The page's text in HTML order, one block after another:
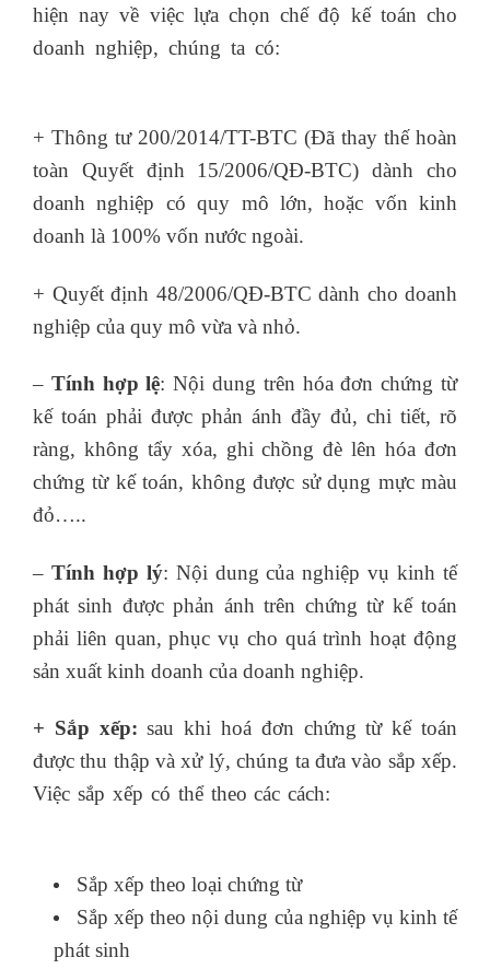
hiện nay về việc lựa chọn chế độ kế toán cho
doanh nghiệp, chúng ta có:
+ Thông tư 200/2014/TT-BTC (Đã thay thế hoàn
toàn Quyết định 15/2006/QĐ-BTC) dành cho
doanh nghiệp có quy mô lớn, hoặc vốn kinh
doanh là 100% vốn nước ngoài.
+ Quyết định 48/2006/QĐ-BTC dành cho doanh
nghiệp của quy mô vừa và nhỏ.
– Tính hợp lệ: Nội dung trên hóa đơn chứng từ
kế toán phải được phản ánh đầy đủ, chi tiết, rõ
ràng, không tẩy xóa, ghi chồng đè lên hóa đơn
chứng từ kế toán, không được sử dụng mực màu
đỏ…..
– Tính hợp lý: Nội dung của nghiệp vụ kinh tế
phát sinh được phản ánh trên chứng từ kế toán
phải liên quan, phục vụ cho quá trình hoạt động
sản xuất kinh doanh của doanh nghiệp.
+ Sắp xếp: sau khi hoá đơn chứng từ kế toán
được thu thập và xử lý, chúng ta đưa vào sắp xếp.
Việc sắp xếp có thể theo các cách:
Sắp xếp theo loại chứng từ
Sắp xếp theo nội dung của nghiệp vụ kinh tế
phát sinh